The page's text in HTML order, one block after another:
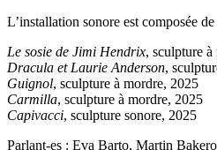
L’installation sonore est composée de
Le sosie de Jimi Hendrix, sculpture
Dracula et Laurie Anderson,
Guignol, sculpture à mordre, 2025
Carmilla, sculpture à mordre, 2025
Capivacci, sculpture sonore, 2025
Parlant-es : Eva Barto, Martin